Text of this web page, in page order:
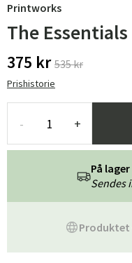
Printworks
The
375 kr 535 kr
Prishistorie
- +
Produktet
På lager
Sendes